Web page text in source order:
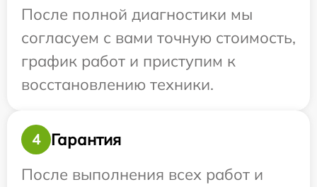
После полной диагностики мы
согласуем с вами точную стоимость,
график работ и приступим к
восстановлению техники.
4
Гарантия
После выполнения всех работ и